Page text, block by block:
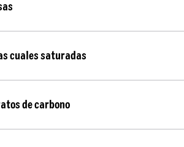
cuales saturadas
de carbono